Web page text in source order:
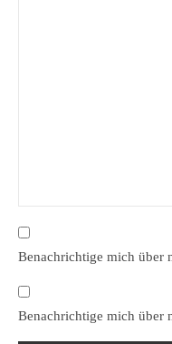
Benachrichtige mich über
Benachrichtige mich über